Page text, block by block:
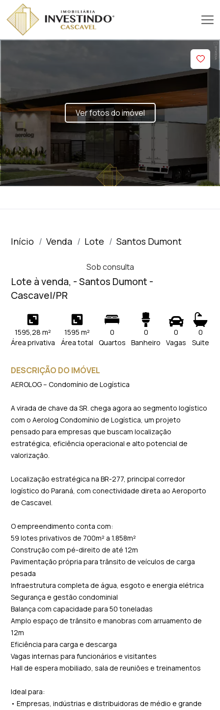
Ver fotos do imóvel
Início Venda Lote Santos Dumont
Sob consulta
Lote à venda, - Santos Dumont -
Cascavel/PR
1595,28 m²
Área privativa
1595 m²
Área total
0
Quartos
0
Banheiro
0
Vagas
0
Suite
DESCRIÇÃO DO IMÓVEL
AEROLOG – Condomínio de Logística
A virada de chave da SR. chega agora ao segmento logístico
com o Aerolog Condomínio de Logística, um projeto
pensado para empresas que buscam localização
estratégica, eficiência operacional e alto potencial de
valorização.
Localização estratégica na BR-277, principal corredor
logístico do Paraná, com conectividade direta ao Aeroporto
de Cascavel.
O empreendimento conta com:
59 lotes privativos de 700m² a 1.858m²
Construção com pé-direito de até 12m
Pavimentação própria para trânsito de veículos de carga
pesada
Infraestrutura completa de água, esgoto e energia elétrica
Segurança e gestão condominial
Balança com capacidade para 50 toneladas
Amplo espaço de trânsito e manobras com arruamento de
12m
Eficiência para carga e descarga
Vagas internas para funcionários e visitantes
Hall de espera mobiliado, sala de reuniões e treinamentos
Ideal para:
• Empresas, indústrias e distribuidoras de médio e grande